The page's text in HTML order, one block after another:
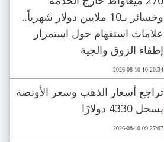
وخسائر بـ10 ملايين دولار شهرياً..
علامات استفهام حول استمرار
إطفاء الزوق والجية
2026-08-10 10:20:34
تراجع أسعار الذهب وسعر الأونصة
يسجل 4330 دولارًا
2026-08-10 09:27:07